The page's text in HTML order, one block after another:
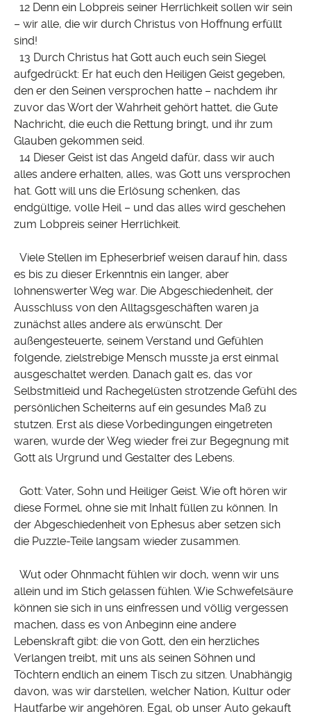
12 Denn ein Lobpreis seiner Herrlichkeit sollen wir sein
– wir alle, die wir durch Christus von Hoffnung erfüllt
sind!
13 Durch Christus hat Gott auch euch sein Siegel
aufgedrückt: Er hat euch den Heiligen Geist gegeben,
den er den Seinen versprochen hatte – nachdem ihr
zuvor das Wort der Wahrheit gehört hattet, die Gute
Nachricht, die euch die Rettung bringt, und ihr zum
Glauben gekommen seid.
14 Dieser Geist ist das Angeld dafür, dass wir auch
alles andere erhalten, alles, was Gott uns versprochen
hat. Gott will uns die Erlösung schenken, das
endgültige, volle Heil – und das alles wird geschehen
zum Lobpreis seiner Herrlichkeit.
Viele Stellen im Epheserbrief weisen darauf hin, dass
es bis zu dieser Erkenntnis ein langer, aber
lohnenswerter Weg war. Die Abgeschiedenheit, der
Ausschluss von den Alltagsgeschäften waren ja
zunächst alles andere als erwünscht. Der
außengesteuerte, seinem Verstand und Gefühlen
folgende, zielstrebige Mensch musste ja erst einmal
ausgeschaltet werden. Danach galt es, das vor
Selbstmitleid und Rachegelüsten strotzende Gefühl des
persönlichen Scheiterns auf ein gesundes Maß zu
stutzen. Erst als diese Vorbedingungen eingetreten
waren, wurde der Weg wieder frei zur Begegnung mit
Gott als Urgrund und Gestalter des Lebens.
Gott: Vater, Sohn und Heiliger Geist. Wie oft hören wir
diese Formel, ohne sie mit Inhalt füllen zu können. In
der Abgeschiedenheit von Ephesus aber setzen sich
die Puzzle-Teile langsam wieder zusammen.
Wut oder Ohnmacht fühlen wir doch, wenn wir uns
allein und im Stich gelassen fühlen. Wie Schwefelsäure
können sie sich in uns einfressen und völlig vergessen
machen, dass es von Anbeginn eine andere
Lebenskraft gibt: die von Gott, den ein herzliches
Verlangen treibt, mit uns als seinen Söhnen und
Töchtern endlich an einem Tisch zu sitzen. Unabhängig
davon, was wir darstellen, welcher Nation, Kultur oder
Hautfarbe wir angehören. Egal, ob unser Auto gekauft